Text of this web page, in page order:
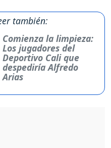
también:
Comienza la limpieza:
Los jugadores del
Deportivo Cali que
despediría Alfredo
Arias